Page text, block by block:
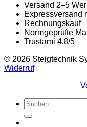
Versand 2–5
Expressversand
Rechnungskauf
Normgeprüfte
Trustami 4,8/5
© 2026 Steigtechnik
Widerruf
Suchen
nach: